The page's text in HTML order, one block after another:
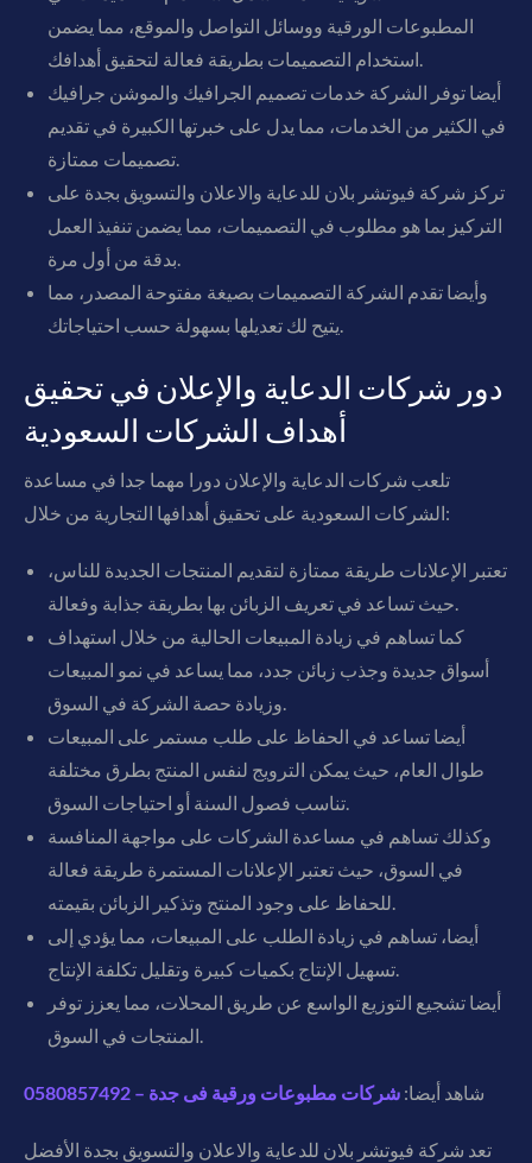
المطبوعات الورقية ووسائل التواصل والموقع، مما يضمن
استخدام التصميمات بطريقة فعالة لتحقيق أهدافك.
أيضا توفر الشركة خدمات تصميم الجرافيك والموشن جرافيك
في الكثير من الخدمات، مما يدل على خبرتها الكبيرة في تقديم
تصميمات ممتازة.
تركز شركة فيوتشر بلان للدعاية والاعلان والتسويق بجدة على
التركيز بما هو مطلوب في التصميمات، مما يضمن تنفيذ العمل
بدقة من أول مرة.
وأيضا تقدم الشركة التصميمات بصيغة مفتوحة المصدر، مما
يتيح لك تعديلها بسهولة حسب احتياجاتك.
دور شركات الدعاية والإعلان في تحقيق
أهداف الشركات السعودية
تلعب شركات الدعاية والإعلان دورا مهما جدا في مساعدة
الشركات السعودية على تحقيق أهدافها التجارية من خلال:
تعتبر الإعلانات طريقة ممتازة لتقديم المنتجات الجديدة للناس،
حيث تساعد في تعريف الزبائن بها بطريقة جذابة وفعالة.
كما تساهم في زيادة المبيعات الحالية من خلال استهداف
أسواق جديدة وجذب زبائن جدد، مما يساعد في نمو المبيعات
وزيادة حصة الشركة في السوق.
أيضا تساعد في الحفاظ على طلب مستمر على المبيعات
طوال العام، حيث يمكن الترويج لنفس المنتج بطرق مختلفة
تناسب فصول السنة أو احتياجات السوق.
وكذلك تساهم في مساعدة الشركات على مواجهة المنافسة
في السوق، حيث تعتبر الإعلانات المستمرة طريقة فعالة
للحفاظ على وجود المنتج وتذكير الزبائن بقيمته.
أيضا، تساهم في زيادة الطلب على المبيعات، مما يؤدي إلى
تسهيل الإنتاج بكميات كبيرة وتقليل تكلفة الإنتاج.
أيضا تشجيع التوزيع الواسع عن طريق المحلات، مما يعزز توفر
المنتجات في السوق.
شاهد أيضا: شركات مطبوعات ورقية فى جدة – 0580857492
تعد شركة فيوتشر بلان للدعاية والاعلان والتسويق بجدة الأفضل